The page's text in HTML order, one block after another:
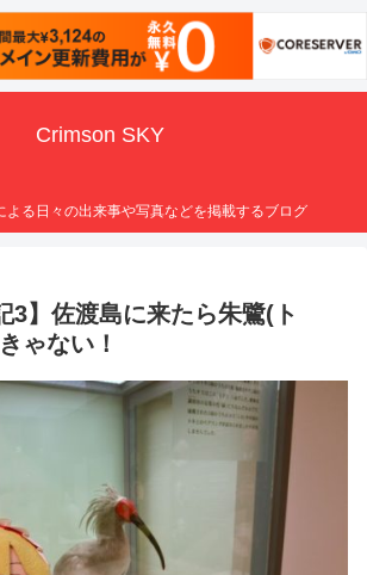
Crimson SKY
よる日々の出来事や写真などを掲載するブログ
3】佐渡島に来たら朱鷺(ト
ゃない！